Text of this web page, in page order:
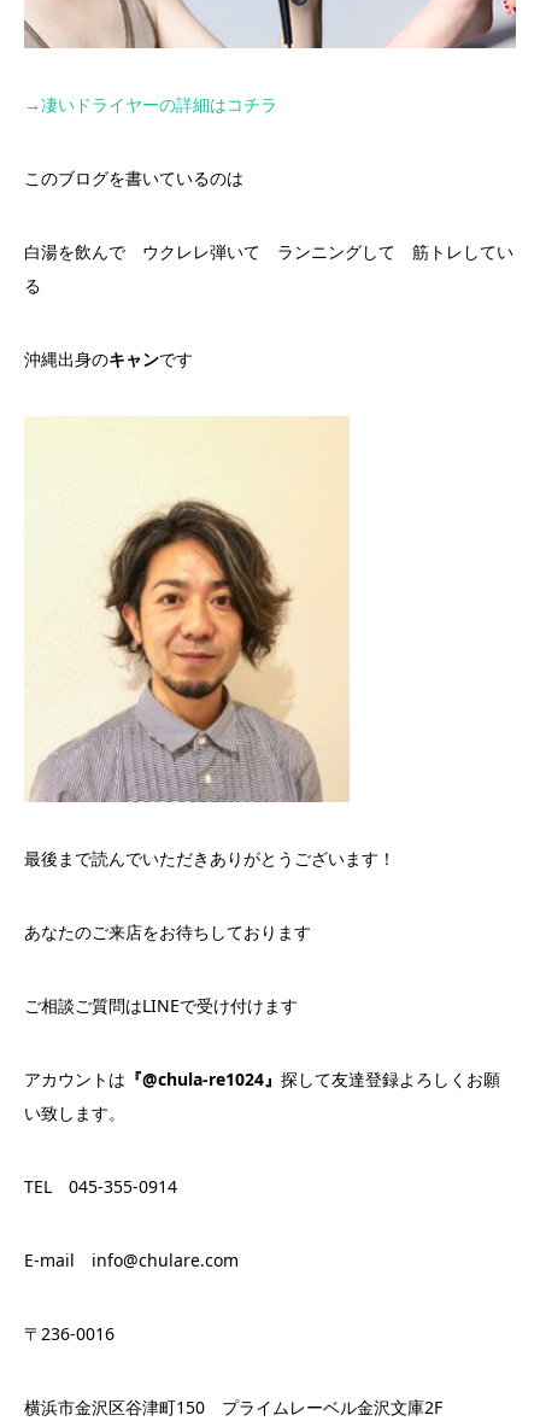
→凄いドライヤーの詳細はコチラ
このブログを書いているのは
白湯を飲んで ウクレレ弾いて ランニングして 筋トレしてい
る
沖縄出身のキャンです
最後まで読んでいただきありがとうございます！
あなたのご来店をお待ちしております
ご相談ご質問はLINEで受け付けます
アカウントは 『@chula-re1024』 探して友達登録よろしくお願
い致します。
TEL 045-355-0914
E-mail info@chulare.com
〒236-0016
横浜市金沢区谷津町150 プライムレーベル金沢文庫2F